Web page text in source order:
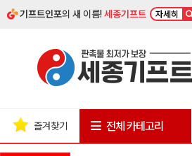
기프트인포의 새 이름!세종기프트 자세히
즐겨찾기 전체 카테고리